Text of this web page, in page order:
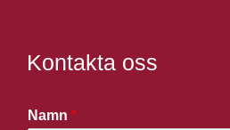
Kontakta oss
Namn *